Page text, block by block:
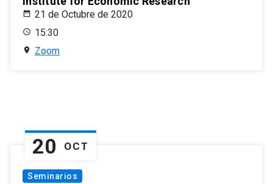
21 de Octubre de 2020
15:30
Zoom
20 OCT
Seminarios